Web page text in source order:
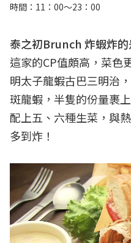
時間：11：00～23：00
泰之初Brunch 炸蝦炸
這家的CP值頗高，菜色
明太子龍蝦古巴三明治
斑龍蝦，半隻的份量裹
配上五、六種生菜，與
多到炸！